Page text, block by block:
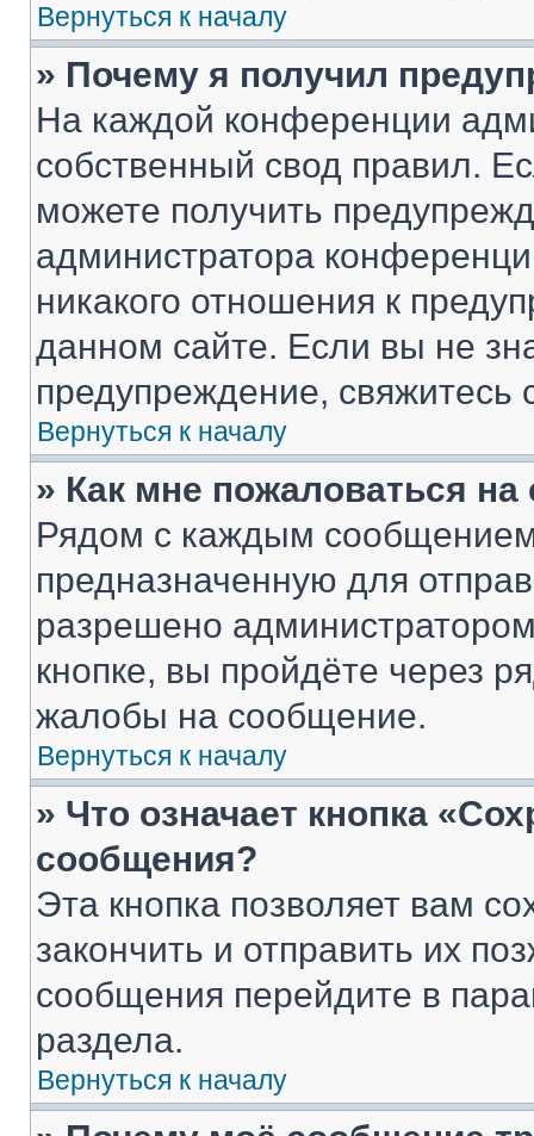
Вернуться к началу
» Почему я получил
На каждой конференции
собственный свод правил.
можете получить
администратора
никакого отношения к
данном сайте. Если вы не
предупреждение,
Вернуться к началу
» Как мне пожаловаться
Рядом с каждым сообщением
предназначенную для
разрешено
кнопке, вы пройдёте через
жалобы на сообщение.
Вернуться к началу
» Что означает кнопка
сообщения?
Эта кнопка позволяет вам
закончить и отправить их
сообщения перейдите в
раздела.
Вернуться к началу